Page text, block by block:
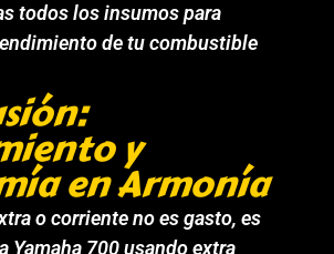
todos los insumos para
de tu combustible
y
en Armonía
o corriente no es gasto, es
Yamaha 700 usando extra